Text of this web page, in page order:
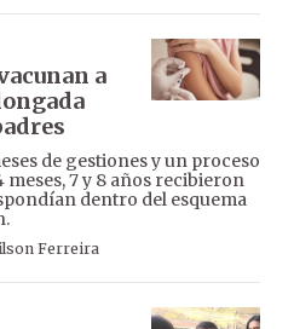
a
de gestiones y un proceso
7 y 8 años recibieron
dentro del esquema
Ferreira